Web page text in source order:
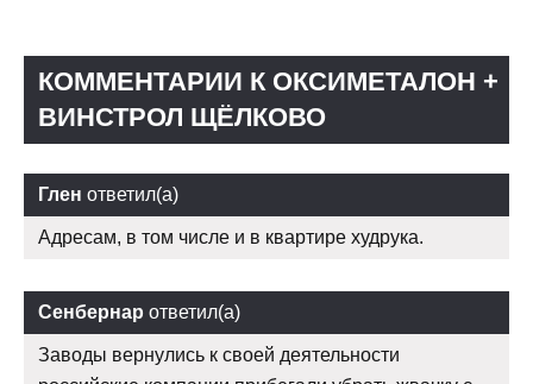
КОММЕНТАРИИ К ОКСИМЕТАЛОН +
ВИНСТРОЛ ЩЁЛКОВО
Глен ответил(а)
Адресам, в том числе и в квартире худрука.
Сенбернар ответил(а)
Заводы вернулись к своей деятельности